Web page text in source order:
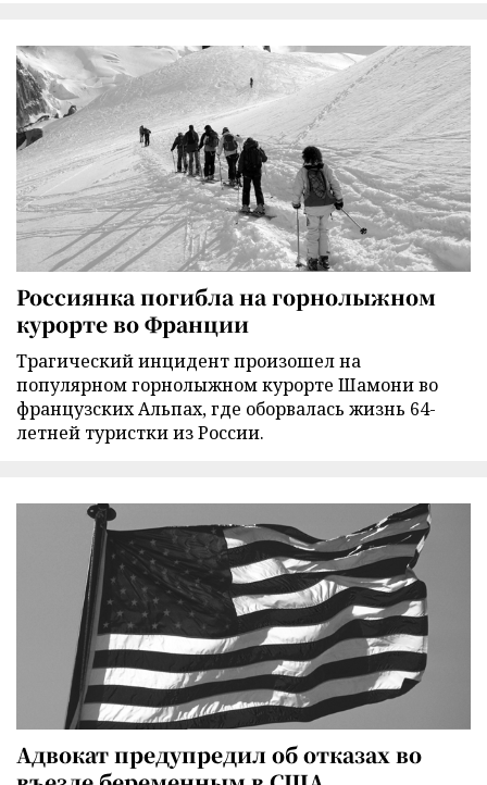
Россиянка погибла на горнолыжном
курорте во Франции
Трагический инцидент произошел на
популярном горнолыжном курорте Шамони во
французских Альпах, где оборвалась жизнь 64-
летней туристки из России.
Адвокат предупредил об отказах во